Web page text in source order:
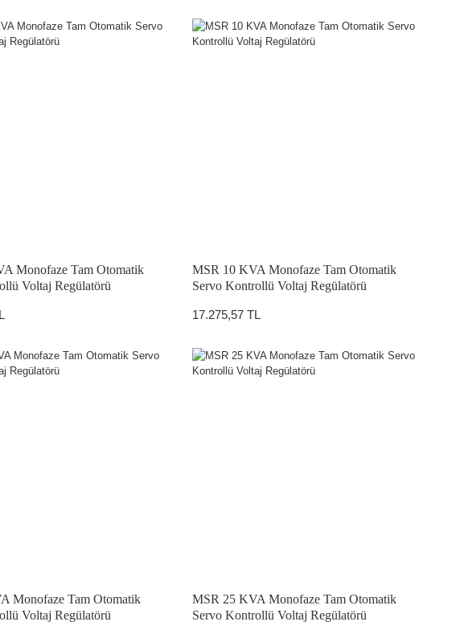
Monofaze Tam Otomatik
Voltaj Regülatörü
MSR 10 KVA Monofaze Tam Otomatik
Servo Kontrollü Voltaj Regülatörü
17.275,57 TL
Monofaze Tam Otomatik
Voltaj Regülatörü
MSR 25 KVA Monofaze Tam Otomatik
Servo Kontrollü Voltaj Regülatörü